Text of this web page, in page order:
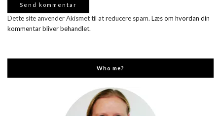
Dette site anvender Akismet til at reducere spam. Læs om hvordan din
kommentar bliver behandlet.
Who me?